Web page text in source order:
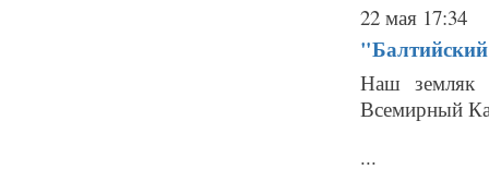
22 мая 17:34
Наш земляк
Всемирный
...